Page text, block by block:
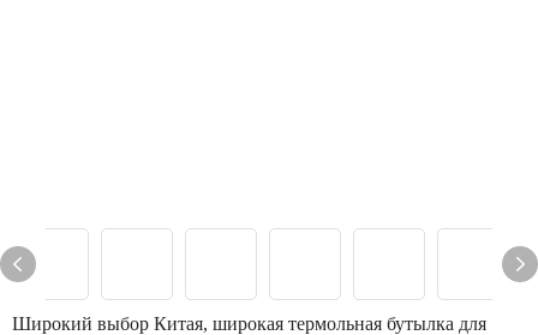
Широкий выбор Китая, широкая термольная бутылка для